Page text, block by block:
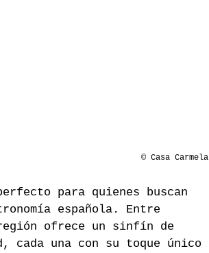
© Casa Carmela
para quienes buscan
española. Entre
ofrece un sinfín de
cada una con su toque único